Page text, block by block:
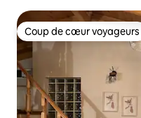
Coup de cœur voyageurs
Coup de cœur voyageurs